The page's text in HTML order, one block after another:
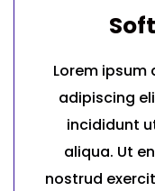
Lorem
adipiscing
incididunt
aliqua. Ut
nostrud